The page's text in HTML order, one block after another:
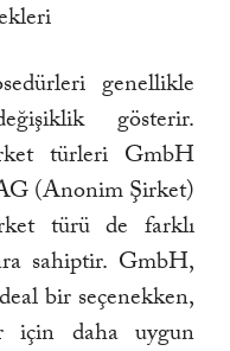
genellikle
gösterir.
türleri GmbH
(Anonim Şirket)
türü de farklı
sahiptir. GmbH,
bir seçenekken,
için daha uygun